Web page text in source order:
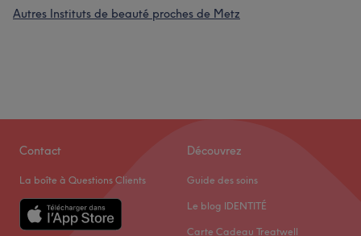
Autres Instituts de beauté proches de Metz
Contact
La boîte à Questions Clients
Découvrez
Guide des soins
Le blog IDENTITÉ
Carte Cadeau Treatwell